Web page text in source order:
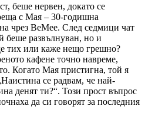
беше нервен, докато се
с Мая – 30-годишна
чрез BeMee. След седмици чат
беше развълнуван, но и
тих или каже нещо грешно?
кафене точно навреме,
Когато Мая пристигна, той я
се радвам, че най-
денят ти?“. Този прост въпрос
да си говорят за последния